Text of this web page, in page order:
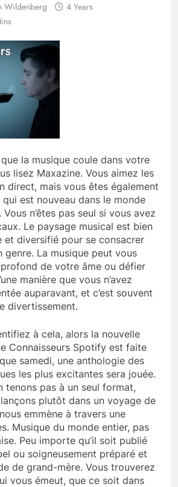
Wildenberg
4 Years
la musique coule dans votre
lisez Maxazine. Vous aimez les
direct, mais vous êtes également
est nouveau dans le monde
n’êtes pas seul si vous avez
Le paysage musical est bien
et diversifié pour se consacrer
genre. La musique peut vous
de votre âme ou défier
manière que vous n’avez
auparavant, et c’est souvent
divertissement.
à cela, alors la nouvelle
Connaisseurs Spotify est faite
samedi, une anthologie des
les plus excitantes sera jouée.
tenons pas à un seul format,
plutôt dans un voyage de
emmène à travers une
Musique du monde entier, pas
Peu importe qu’il soit publié
ou soigneusement préparé et
de grand-mère. Vous trouverez
vous émeut, que ce soit dans